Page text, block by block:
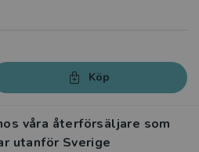
Köp
våra återförsäljare som
utanför Sverige